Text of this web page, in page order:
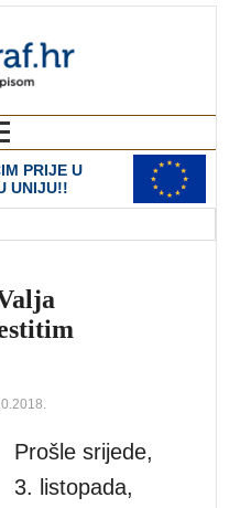
PRIJE U
UNIJU!!
Prošle srijede,
3. listopada,